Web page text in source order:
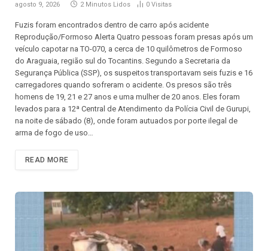
agosto 9, 2026 2 Minutos Lidos 0 Visitas
Fuzis foram encontrados dentro de carro após acidente
Reprodução/Formoso Alerta Quatro pessoas foram presas após um
veículo capotar na TO-070, a cerca de 10 quilômetros de Formoso
do Araguaia, região sul do Tocantins. Segundo a Secretaria da
Segurança Pública (SSP), os suspeitos transportavam seis fuzis e 16
carregadores quando sofreram o acidente. Os presos são três
homens de 19, 21 e 27 anos e uma mulher de 20 anos. Eles foram
levados para a 12ª Central de Atendimento da Polícia Civil de Gurupi,
na noite de sábado (8), onde foram autuados por porte ilegal de
arma de fogo de uso…
READ MORE